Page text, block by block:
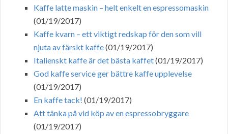
Kaffe latte maskin – helt enkelt en espressomaskin
(01/19/2017)
Kaffe kvarn – ett viktigt redskap för den som vill
njuta av färskt kaffe(01/19/2017)
Italienskt kaffe är det bästa kaffet(01/19/2017)
God kaffe service ger bättre kaffe upplevelse
(01/19/2017)
En kaffe tack! (01/19/2017)
Att tänka på vid köp av en espressobryggare
(01/19/2017)